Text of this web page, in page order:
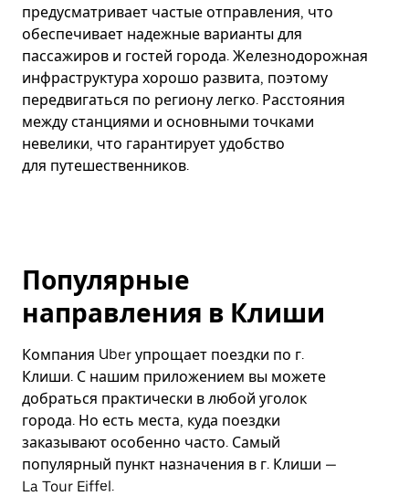
предусматривает частые отправления, что
обеспечивает надежные варианты для
пассажиров и гостей города. Железнодорожная
инфраструктура хорошо развита, поэтому
передвигаться по региону легко. Расстояния
между станциями и основными точками
невелики, что гарантирует удобство
для путешественников.
Популярные
направления в Клиши
Компания Uber упрощает поездки по г.
Клиши. С нашим приложением вы можете
добраться практически в любой уголок
города. Но есть места, куда поездки
заказывают особенно часто. Самый
популярный пункт назначения в г. Клиши —
La Tour Eiffel.